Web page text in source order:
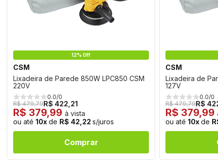
12% Off
CSM
Lixadeira de Parede 850W LPC850 CSM
220V
0.0/0
R$ 479,79R$ 422,21
R$ 379,99 à vista
ou até 10x de R$ 42,22 s/juros
Comprar
CSM
Lixadeira de
127V
0.0/0
R$ 479,79R$
R$ 379,99
ou até 10x de